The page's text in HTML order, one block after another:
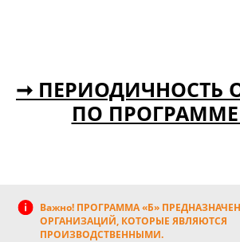
➞ ПЕРИОДИЧНОСТЬ
ПО ПРОГРАММЕ
Важно! ПРОГРАММА «Б»
ОРГАНИЗАЦИЙ, КОТОРЫЕ ЯВЛЯЮТСЯ
ПРОИЗВОДСТВЕННЫМИ.